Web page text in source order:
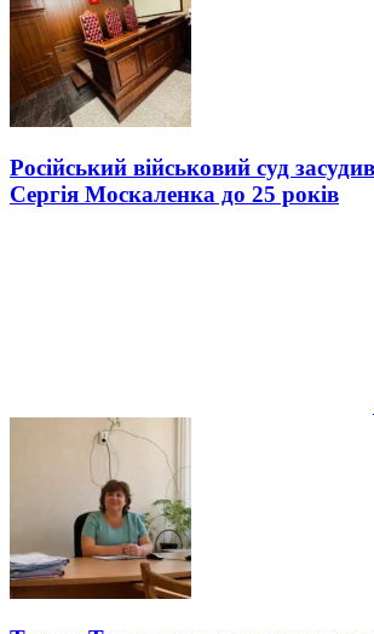
Російський військовий суд
Сергія Москаленка до 25 років